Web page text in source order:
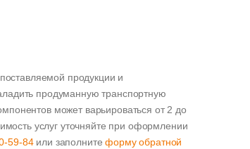
продукции и
продуманную транспортную
может варьироваться от 2 до
услуг уточняйте при оформлении
59-84или заполнитеформу обратной